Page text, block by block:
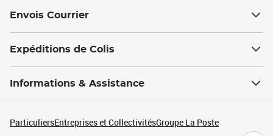
Envois Courrier
Expéditions de Colis
Informations & Assistance
ParticuliersEntreprises et CollectivitésGroupe La Poste